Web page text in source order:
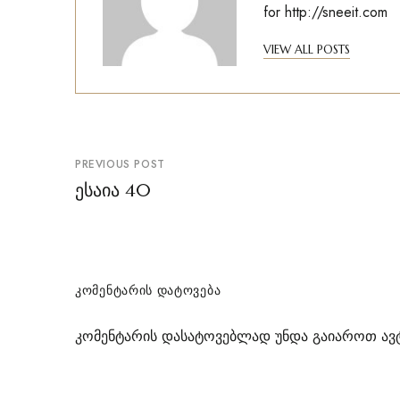
for http://sneeit.com
VIEW ALL POSTS
პოსტის
ნავიგაცია
PREVIOUS POST
ესაია 40
ᲙᲝᲛᲔᲜᲢᲐᲠᲘᲡ ᲓᲐᲢᲝᲕᲔᲑᲐ
კომენტარის დასატოვებლად უნდა გაიაროთ